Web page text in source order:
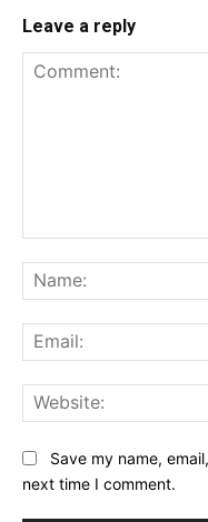
Leave a reply
Save my name,
next time I comment.